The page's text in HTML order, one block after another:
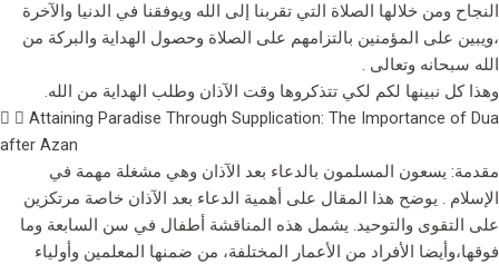
النجاح ومن خلالها الصلاة التي تقربنا إلى الله ويوفقنا في الدنيا والآخرة
،ويبين على المؤمنين بالتزامهم على الصلاة وحصول الهداية والبركة من
الله سبحانه وتعالى .
وهذا كل نبينها لكم لكي تتذكروها وقت الآذان وطلب الهداية من الله.
Attaining Paradise Through Supplication: The Importance of Dua
after Azan
مقدمة: يسعون المسلمون بالدعاء بعد الآذان وهي مشغلة مهمة في
الإسلام . يوضح هذا المقال على أهمية الدعاء بعد الآذان خاصة مرتكزين
على التقوى والتوحيد. يشمل هذه المناقشة أطفال في سن السابعة وما
فوقها،وأيضا الأفراد من الأعمار المختلفة، من ضمنها المعلمين وأولياء